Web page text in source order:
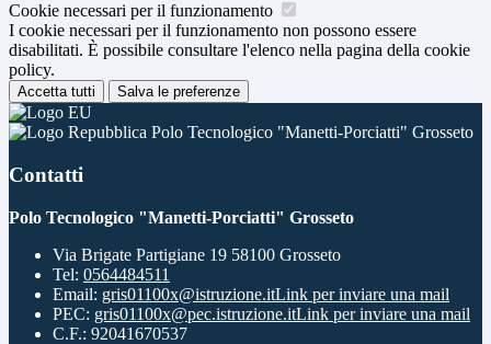
Cookie necessari per il funzionamento
I cookie necessari per il funzionamento non possono essere
disabilitati. È possibile consultare l'elenco nella pagina della cookie
policy.
Accetta tutti Salva le preferenze
Polo Tecnologico "Manetti-Porciatti" Grosseto
Contatti
Polo Tecnologico "Manetti-Porciatti" Grosseto
Via Brigate Partigiane 19 58100 Grosseto
Tel: 0564484511
Email: gris01100x@istruzione.itLink per inviare una mail
PEC: gris01100x@pec.istruzione.itLink per inviare una mail
C.F.: 92041670537